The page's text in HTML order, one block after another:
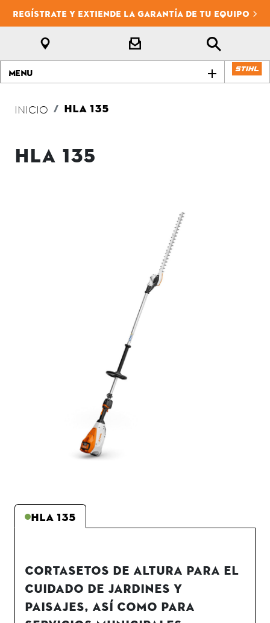
REGÍSTRATE Y EXTIENDE LA GARANTÍA DE TU EQUIPO
Menu
INICIO HLA 135
HLA 135
HLA 135
CORTASETOS DE ALTURA PARA EL
CUIDADO DE JARDINES Y
PAISAJES, ASÍ COMO PARA